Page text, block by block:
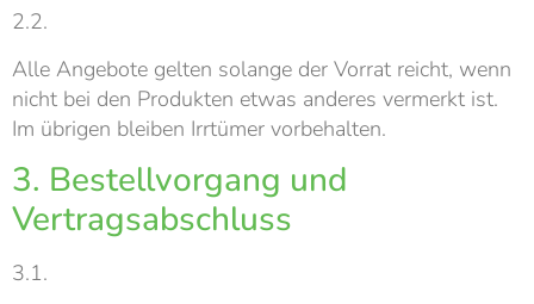
2.2.
Alle Angebote gelten solange der Vorrat reicht, wenn
nicht bei den Produkten etwas anderes vermerkt ist.
Im übrigen bleiben Irrtümer vorbehalten.
3. Bestellvorgang und
Vertragsabschluss
3.1.